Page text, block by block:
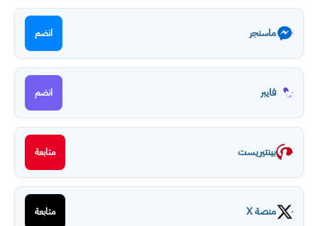
ماسنجر انضم
فايبر انضم
بينتيريست متابعة
منصة X متابعة